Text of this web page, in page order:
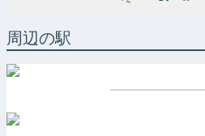
周辺の駅